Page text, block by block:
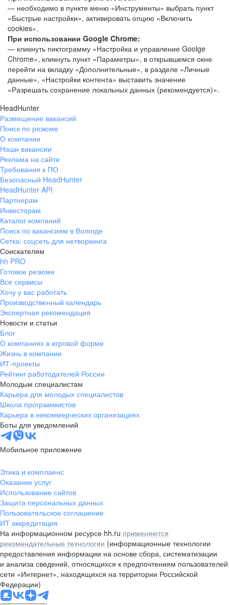
— необходимо в пункте меню «Инструменты» выбрать пункт
«Быстрые настройки», активировать опцию «Включить
cookies».
При использовании Google Chrome:
— кликнуть пиктограмму «Настройка и управление Goolge
Chrome», кликнуть пункт «Параметры», в открывшемся окне
перейти на вкладку «Дополнительные», в разделе «Личные
данные», «Настройки контента» выставить значение
«Разрешать сохранение локальных данных (рекомендуется)».
HeadHunter
Размещение вакансий
Поиск по резюме
О компании
Наши вакансии
Реклама на сайте
Требования к ПО
Безопасный HeadHunter
HeadHunter API
Партнерам
Инвесторам
Каталог компаний
Поиск по вакансиям в Вологде
Сетка: соцсеть для нетворкинга
Соискателям
hh PRO
Готовое резюме
Все сервисы
Хочу у вас работать
Производственный календарь
Экспертная рекомендация
Новости и статьи
Блог
О компаниях в игровой форме
Жизнь в компании
ИТ-проекты
Рейтинг работодателей России
Молодым специалистам
Карьера для молодых специалистов
Школа программистов
Карьера в некоммерческих организациях
Боты для уведомлений
Мобильное приложение
Этика и комплаенс
Оказание услуг
Использование сайтов
Защита персональных данных
Пользовательское соглашение
ИТ аккредитация
На информационном ресурсе hh.ru применяются
рекомендательные технологии (информационные технологии
предоставления информации на основе сбора, систематизации
и анализа сведений, относящихся к предпочтениям пользователей
сети «Интернет», находящихся на территории Российской
Федерации)